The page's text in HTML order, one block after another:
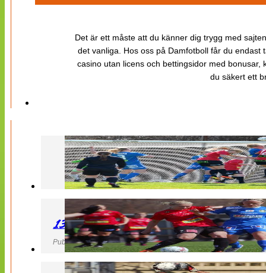
Det är ett måste att du känner dig trygg med
det vanliga. Hos oss på Damfotboll får du
casino utan licens och bettingsidor med
du säkert ett
130427 LB 07 – QBIK
Publicerad 27 April 2013, 22:40